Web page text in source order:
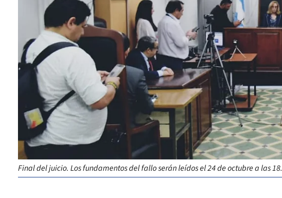
Final del juicio. Los fundamentos del fallo serán leídos el 24 de octubre a las 18.